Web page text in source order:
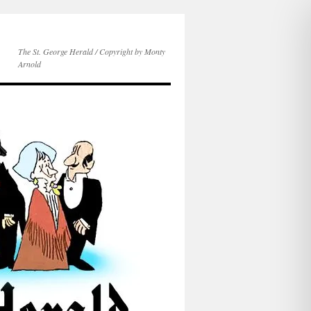
The St. George Herald / Copyright by Monty
Arnold